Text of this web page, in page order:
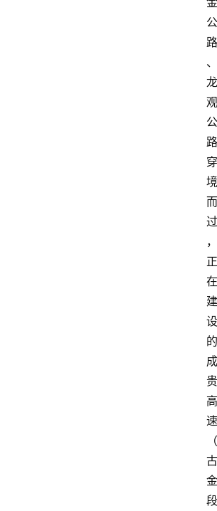
公
路
、
龙
观
公
路
穿
境
而
过
，
正
在
建
设
的
成
贵
高
速
（
古
金
段